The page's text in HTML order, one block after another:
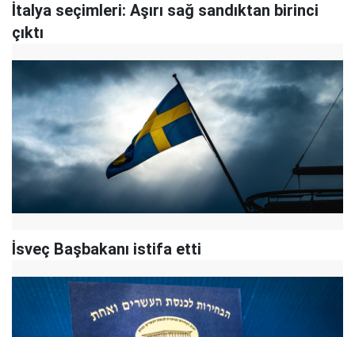
İtalya seçimleri: Aşırı sağ sandıktan birinci
çıktı
İsveç Başbakanı istifa etti